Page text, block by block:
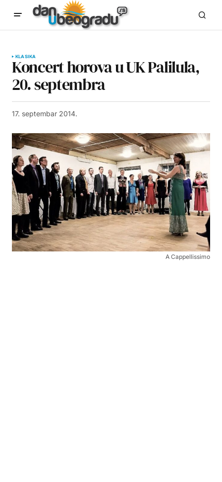
KLASIKA
Koncert horova u UK Palilula,
20. septembra
17. septembar 2014.
A Cappellissimo